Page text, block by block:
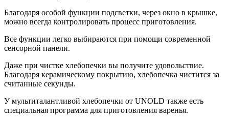
Благодаря особой функции подсветки, через окно в крышке,
можно всегда контролировать процесс приготовления.
Все функции легко выбираются при помощи современной
сенсорной панели.
Даже при чистке хлебопечки вы получите удовольствие.
Благодаря керамическому покрытию, хлебопечка чистится за
считанные секунды.
У мультиталантливой хлебопечки от UNOLD также есть
специальная программа для приготовления варенья.